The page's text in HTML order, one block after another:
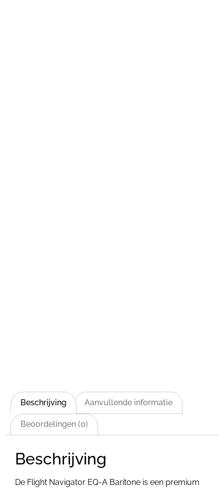
Beschrijving Aanvullende informatie
Beoordelingen (0)
Beschrijving
De Flight Navigator EQ-A Baritone is een premium